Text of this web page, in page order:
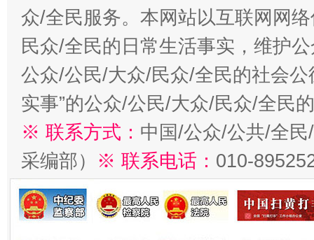
众/全民服务。本网站以互联网网
民众/全民的日常生活事实，维护
公众/公民/大众/民众/全民的社会公
实事”的公众/公民/大众/民众/全民
※ 联系方式： 中国/公众/公共/全
采编部） ※ 联系电话： 010-